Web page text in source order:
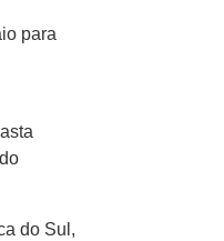
para
do Sul,